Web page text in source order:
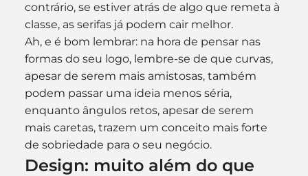
contrário, se estiver atrás de algo que remeta à
classe, as serifas já podem cair melhor.
Ah, e é bom lembrar: na hora de pensar nas
formas do seu logo, lembre-se de que curvas,
apesar de serem mais amistosas, também
podem passar uma ideia menos séria,
enquanto ângulos retos, apesar de serem
mais caretas, trazem um conceito mais forte
de sobriedade para o seu negócio.
Design: muito além do que